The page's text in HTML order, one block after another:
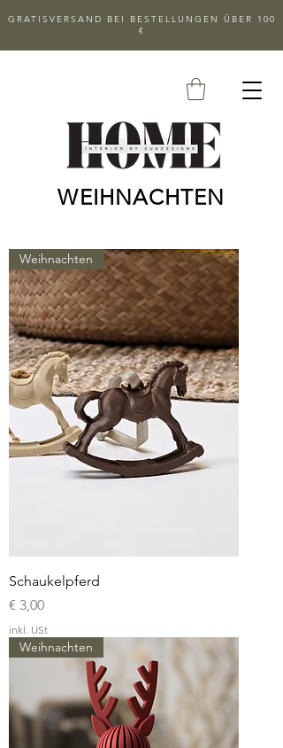
GRATISVERSAND BEI BESTELLUNGEN ÜBER 100
€
WEIHNACHTEN
Weihnachten
Schaukelpferd
Preis
€ 3,00
inkl. USt
Weihnachten